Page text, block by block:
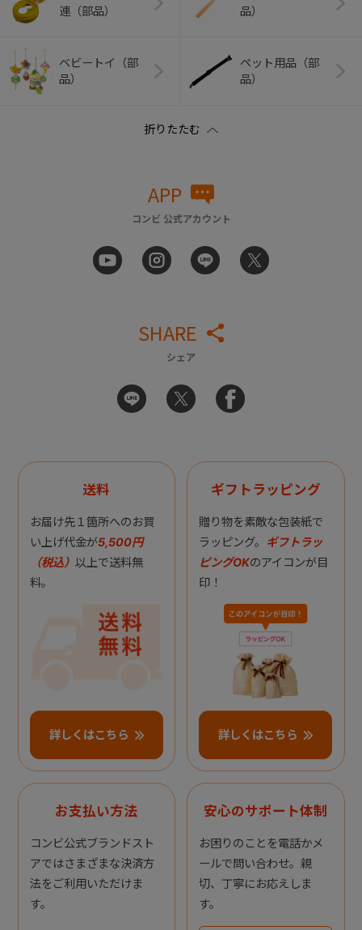
連（部品）
品）
ベビートイ（部
品）
ペット用品（部
品）
APP
コンビ 公式アカウント
SHARE
シェア
送料
お届け先１箇所へのお買
い上げ代金が5,500円
（税込） 以上で送料無
料。
詳しくはこちら
ギフトラッピング
贈り物を素敵な包装紙で
ラッピング。 ギフトラッ
ピングOKのアイコンが目
印！
詳しくはこちら
お支払い方法
コンビ公式ブランドスト
アではさまざまな決済方
法をご利用いただけま
す。
安心のサポート体制
お困りのことを電話かメ
ールで問い合わせ。親
切、丁寧にお応えしま
す。